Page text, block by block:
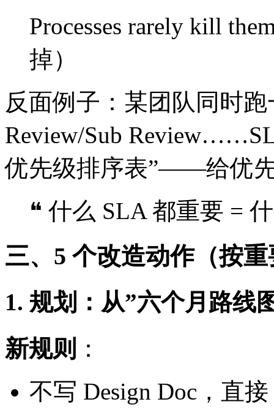
Processes rarely kill
掉）
反面例子：某团队同时
Review/Sub
优先级排序表”——给优
❝ 什么 SLA 都重要 =
三、5 个改造动作（按
1. 规划：从”六个月路线
新规则 ：
不写 Design Doc，直接